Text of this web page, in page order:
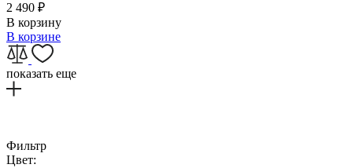
2 490 ₽
В корзину
В корзине
показать еще
Фильтр
Цвет: